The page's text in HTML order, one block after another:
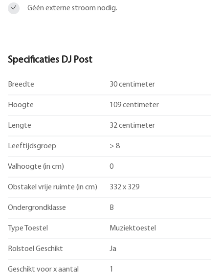
Géén externe stroom nodig.
Specificaties DJ Post
Breedte 30 centimeter
Hoogte 109 centimeter
Lengte 32 centimeter
Leeftijdsgroep > 8
Valhoogte (in cm) 0
Obstakel vrije ruimte (in cm) 332 x 329
Ondergrondklasse B
Type Toestel Muziektoestel
Rolstoel Geschikt Ja
Geschikt voor x aantal
1